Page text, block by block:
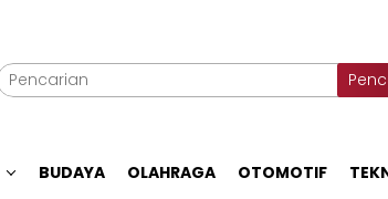
BUDAYA OLAHRAGA OTOMOTIF